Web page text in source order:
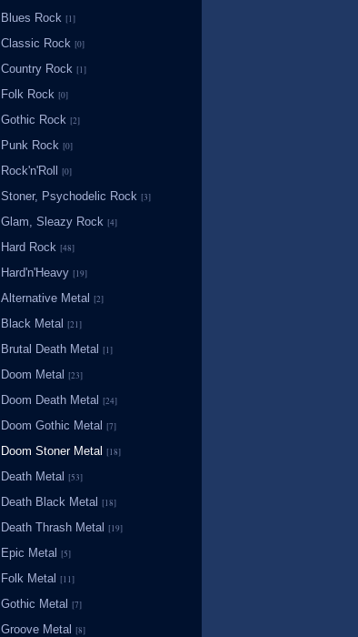
Blues Rock [1]
Classic Rock [0]
Country Rock [1]
Folk Rock [0]
Gothic Rock [2]
Punk Rock [0]
Rock'n'Roll [0]
Stoner, Psychodelic Rock [3]
Glam, Sleazy Rock [4]
Hard Rock [48]
Hard'n'Heavy [19]
Alternative Metal [2]
Black Metal [21]
Brutal Death Metal [1]
Doom Metal [23]
Doom Death Metal [24]
Doom Gothic Metal [7]
Doom Stoner Metal [18]
Death Metal [53]
Death Black Metal [18]
Death Thrash Metal [19]
Epic Metal [5]
Folk Metal [11]
Gothic Metal [7]
Groove Metal [8]